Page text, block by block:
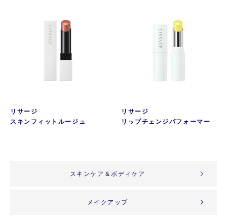
リサージ
スキンフィットルージュ
リサージ
リップチェンジパフォーマー
スキンケア＆ボディケア
メイクアップ